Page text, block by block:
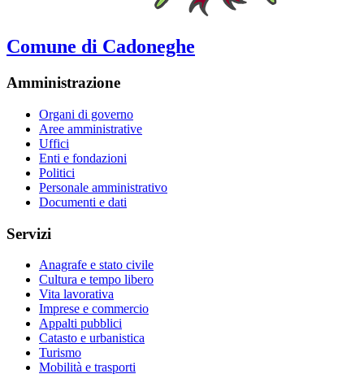
Comune di Cadoneghe
Amministrazione
Organi di governo
Aree amministrative
Uffici
Enti e fondazioni
Politici
Personale amministrativo
Documenti e dati
Servizi
Anagrafe e stato civile
Cultura e tempo libero
Vita lavorativa
Imprese e commercio
Appalti pubblici
Catasto e urbanistica
Turismo
Mobilità e trasporti